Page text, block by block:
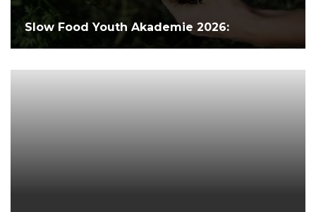
Slow Food Youth Akademie 2026: